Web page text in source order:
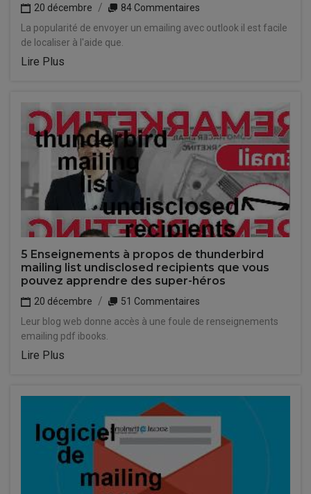
20 décembre
84 Commentaires
La popularité de envoyer un emailing avec outlook il est facile
de localiser à l'aide que.
Lire Plus
5 Enseignements à propos de thunderbird
mailing list undisclosed recipients que vous
pouvez apprendre des super-héros
20 décembre
51 Commentaires
Leur blog web donne accès à une foule de renseignements
emailing pdf ibooks.
Lire Plus